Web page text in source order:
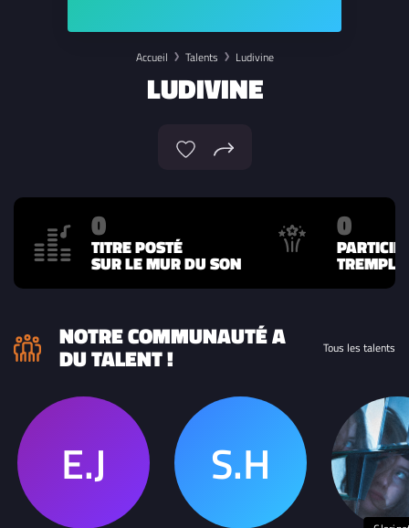
Accueil Talents Ludivine
LUDIVINE
0
TITRE POSTÉ
SUR LE MUR DU SON
0
NOTRE COMMUNAUTÉ A
DU TALENT ! Tous les talents